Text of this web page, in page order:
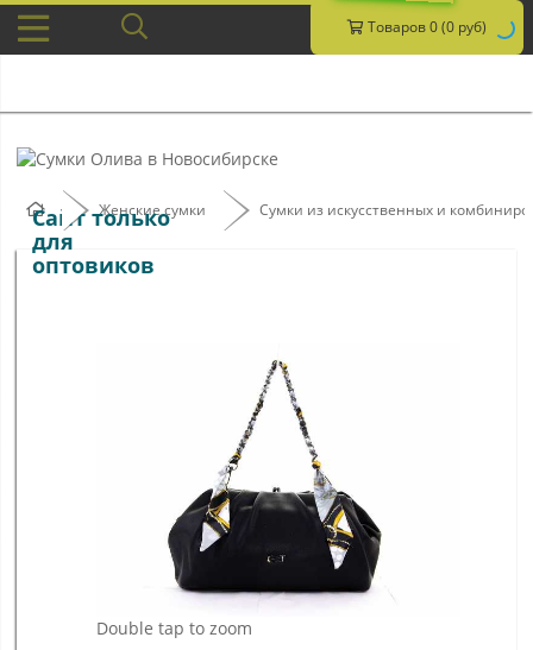
Товаров 0 (0 руб)
Сайт только
для
оптовиков
Женские сумки Сумки из искусственных и
Double tap to zoom